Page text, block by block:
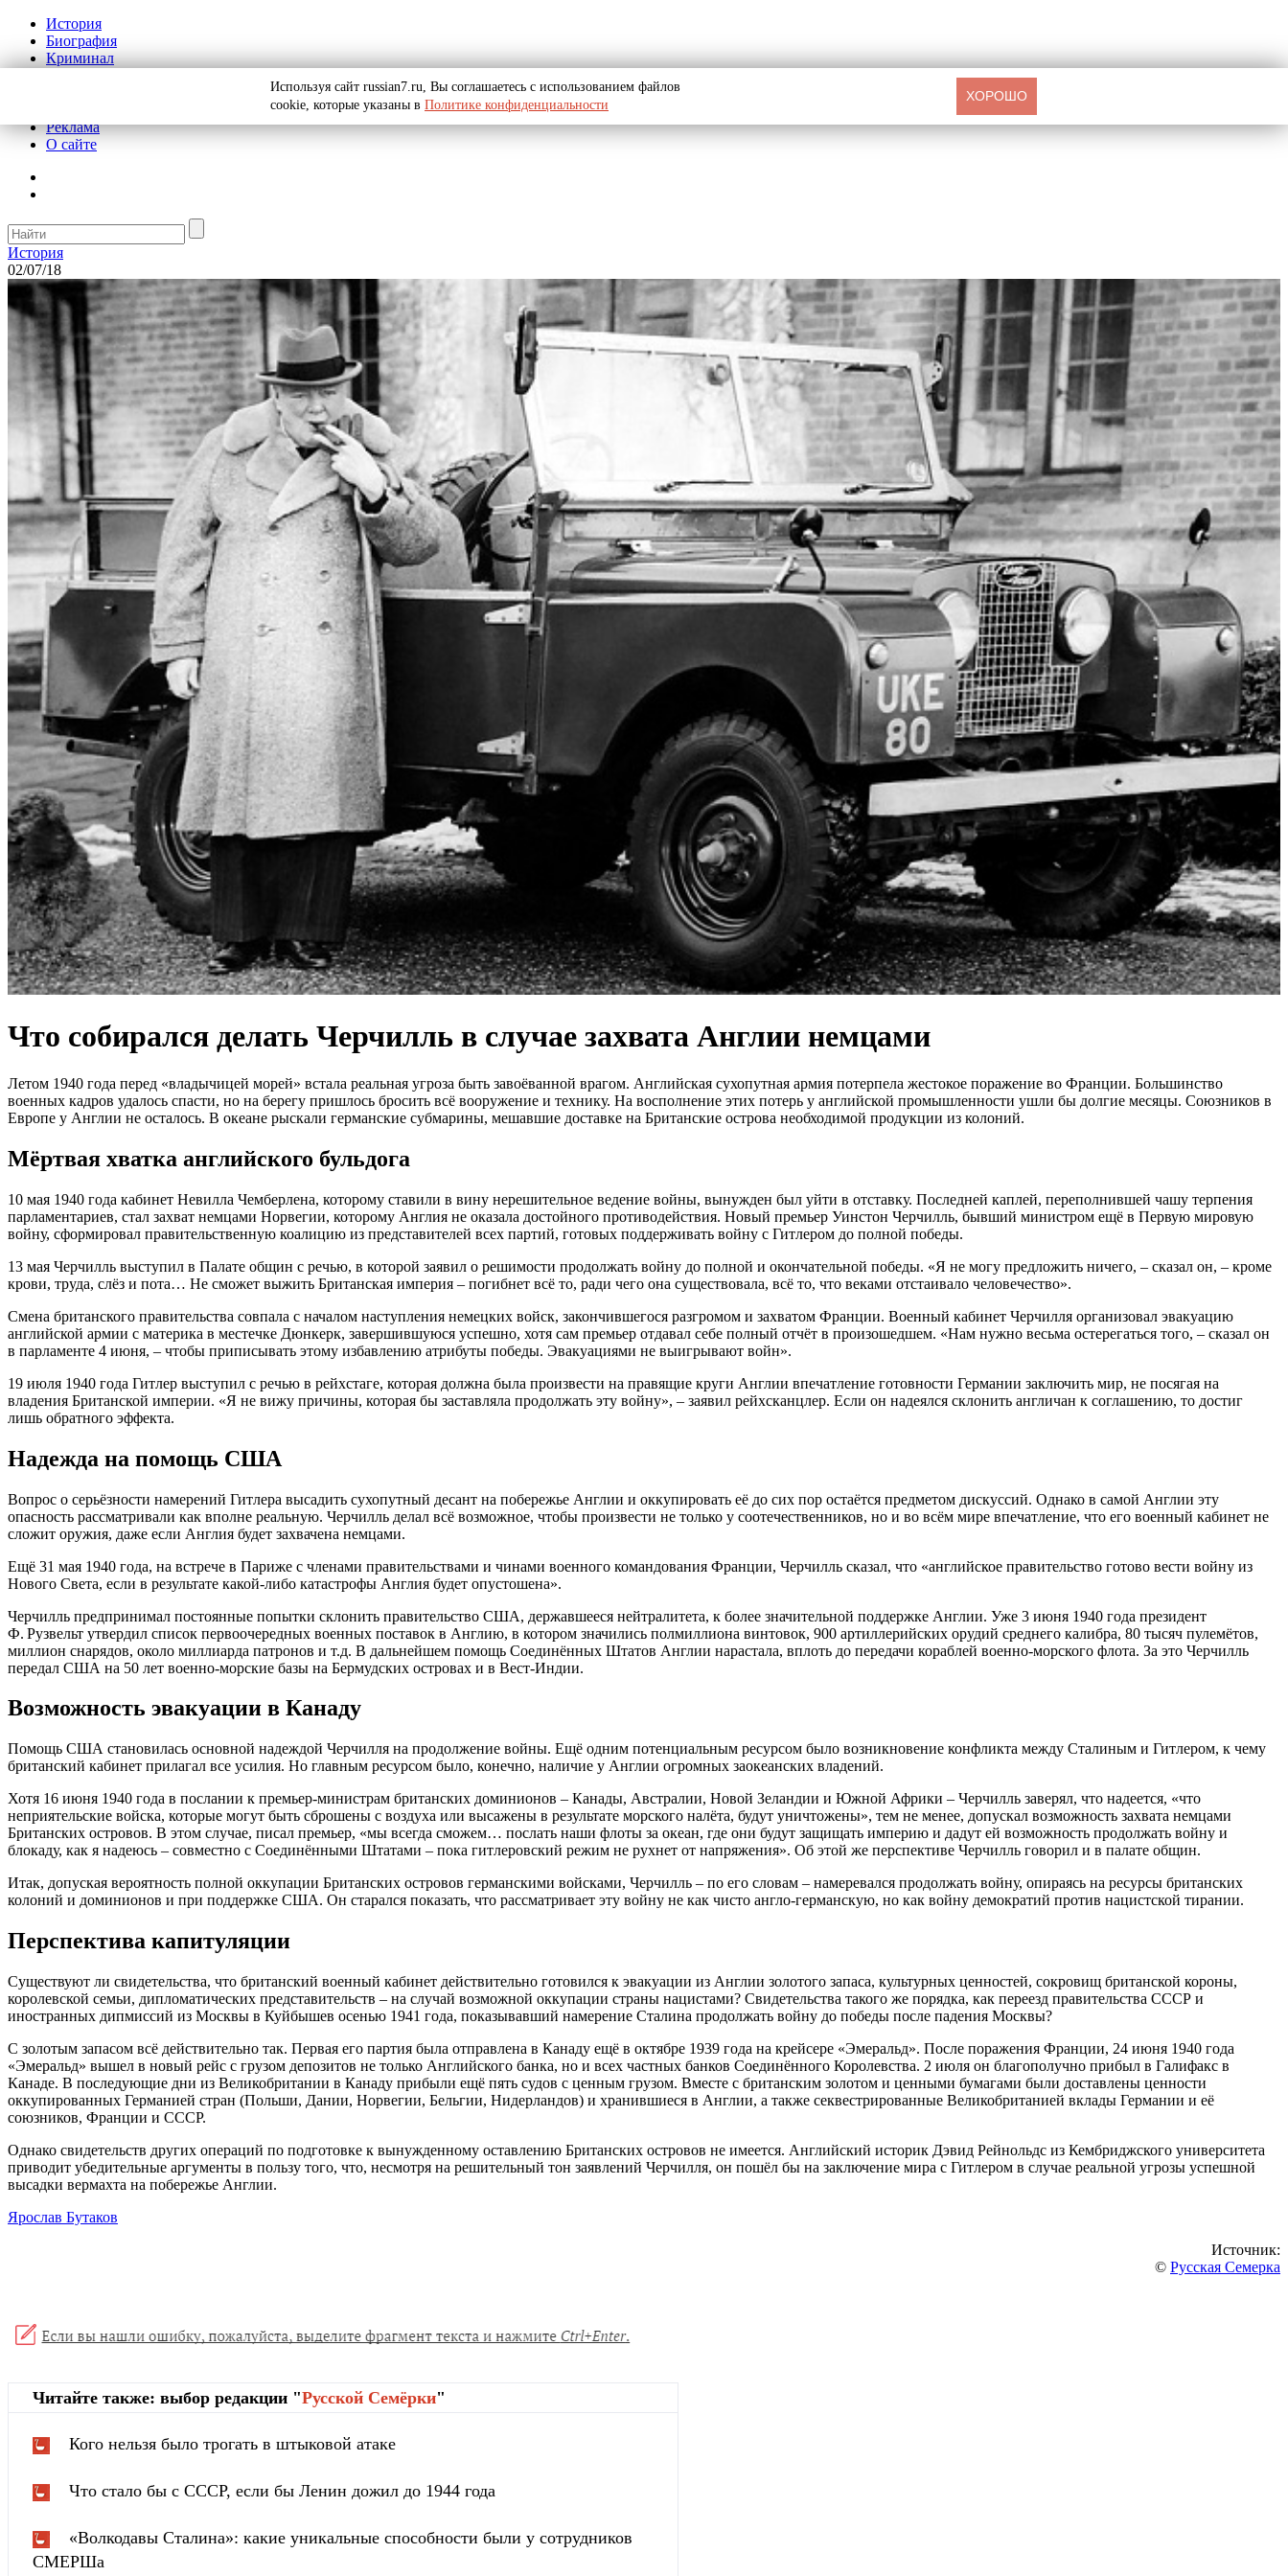
История
Биография
Криминал
Реклама
О сайте
История
02/07/18
Что собирался делать Черчилль в случае захвата Англии немцами
Летом 1940 года перед «владычицей морей» встала реальная угроза быть завоёванной врагом. Английская сухопутная армия потерпела жестокое поражение во Франции. Большинство
военных кадров удалось спасти, но на берегу пришлось бросить всё вооружение и технику. На восполнение этих потерь у английской промышленности ушли бы долгие месяцы. Союзников в
Европе у Англии не осталось. В океане рыскали германские субмарины, мешавшие доставке на Британские острова необходимой продукции из колоний.
Мёртвая хватка английского бульдога
10 мая 1940 года кабинет Невилла Чемберлена, которому ставили в вину нерешительное ведение войны, вынужден был уйти в отставку. Последней каплей, переполнившей чашу терпения
парламентариев, стал захват немцами Норвегии, которому Англия не оказала достойного противодействия. Новый премьер Уинстон Черчилль, бывший министром ещё в Первую мировую
войну, сформировал правительственную коалицию из представителей всех партий, готовых поддерживать войну с Гитлером до полной победы.
13 мая Черчилль выступил в Палате общин с речью, в которой заявил о решимости продолжать войну до полной и окончательной победы. «Я не могу предложить ничего, – сказал он, – кроме
крови, труда, слёз и пота… Не сможет выжить Британская империя – погибнет всё то, ради чего она существовала, всё то, что веками отстаивало человечество».
Смена британского правительства совпала с началом наступления немецких войск, закончившегося разгромом и захватом Франции. Военный кабинет Черчилля организовал эвакуацию
английской армии с материка в местечке Дюнкерк, завершившуюся успешно, хотя сам премьер отдавал себе полный отчёт в произошедшем. «Нам нужно весьма остерегаться того, – сказал он
в парламенте 4 июня, – чтобы приписывать этому избавлению атрибуты победы. Эвакуациями не выигрывают войн».
19 июля 1940 года Гитлер выступил с речью в рейхстаге, которая должна была произвести на правящие круги Англии впечатление готовности Германии заключить мир, не посягая на
владения Британской империи. «Я не вижу причины, которая бы заставляла продолжать эту войну», – заявил рейхсканцлер. Если он надеялся склонить англичан к соглашению, то достиг
лишь обратного эффекта.
Надежда на помощь США
Вопрос о серьёзности намерений Гитлера высадить сухопутный десант на побережье Англии и оккупировать её до сих пор остаётся предметом дискуссий. Однако в самой Англии эту
опасность рассматривали как вполне реальную. Черчилль делал всё возможное, чтобы произвести не только у соотечественников, но и во всём мире впечатление, что его военный кабинет не
сложит оружия, даже если Англия будет захвачена немцами.
Ещё 31 мая 1940 года, на встрече в Париже с членами правительствами и чинами военного командования Франции, Черчилль сказал, что «английское правительство готово вести войну из
Нового Света, если в результате какой-либо катастрофы Англия будет опустошена».
Черчилль предпринимал постоянные попытки склонить правительство США, державшееся нейтралитета, к более значительной поддержке Англии. Уже 3 июня 1940 года президент
Ф. Рузвельт утвердил список первоочередных военных поставок в Англию, в котором значились полмиллиона винтовок, 900 артиллерийских орудий среднего калибра, 80 тысяч пулемётов,
миллион снарядов, около миллиарда патронов и т.д. В дальнейшем помощь Соединённых Штатов Англии нарастала, вплоть до передачи кораблей военно-морского флота. За это Черчилль
передал США на 50 лет военно-морские базы на Бермудских островах и в Вест-Индии.
Возможность эвакуации в Канаду
Помощь США становилась основной надеждой Черчилля на продолжение войны. Ещё одним потенциальным ресурсом было возникновение конфликта между Сталиным и Гитлером, к чему
британский кабинет прилагал все усилия. Но главным ресурсом было, конечно, наличие у Англии огромных заокеанских владений.
Хотя 16 июня 1940 года в послании к премьер-министрам британских доминионов – Канады, Австралии, Новой Зеландии и Южной Африки – Черчилль заверял, что надеется, «что
неприятельские войска, которые могут быть сброшены с воздуха или высажены в результате морского налёта, будут уничтожены», тем не менее, допускал возможность захвата немцами
Британских островов. В этом случае, писал премьер, «мы всегда сможем… послать наши флоты за океан, где они будут защищать империю и дадут ей возможность продолжать войну и
блокаду, как я надеюсь – совместно с Соединёнными Штатами – пока гитлеровский режим не рухнет от напряжения». Об этой же перспективе Черчилль говорил и в палате общин.
Итак, допуская вероятность полной оккупации Британских островов германскими войсками, Черчилль – по его словам – намеревался продолжать войну, опираясь на ресурсы британских
колоний и доминионов и при поддержке США. Он старался показать, что рассматривает эту войну не как чисто англо-германскую, но как войну демократий против нацистской тирании.
Перспектива капитуляции
Существуют ли свидетельства, что британский военный кабинет действительно готовился к эвакуации из Англии золотого запаса, культурных ценностей, сокровищ британской короны,
королевской семьи, дипломатических представительств – на случай возможной оккупации страны нацистами? Свидетельства такого же порядка, как переезд правительства СССР и
иностранных дипмиссий из Москвы в Куйбышев осенью 1941 года, показывавший намерение Сталина продолжать войну до победы после падения Москвы?
С золотым запасом всё действительно так. Первая его партия была отправлена в Канаду ещё в октябре 1939 года на крейсере «Эмеральд». После поражения Франции, 24 июня 1940 года
«Эмеральд» вышел в новый рейс с грузом депозитов не только Английского банка, но и всех частных банков Соединённого Королевства. 2 июля он благополучно прибыл в Галифакс в
Канаде. В последующие дни из Великобритании в Канаду прибыли ещё пять судов с ценным грузом. Вместе с британским золотом и ценными бумагами были доставлены ценности
оккупированных Германией стран (Польши, Дании, Норвегии, Бельгии, Нидерландов) и хранившиеся в Англии, а также секвестрированные Великобританией вклады Германии и её
союзников, Франции и СССР.
Однако свидетельств других операций по подготовке к вынужденному оставлению Британских островов не имеется. Английский историк Дэвид Рейнольдс из Кембриджского университета
приводит убедительные аргументы в пользу того, что, несмотря на решительный тон заявлений Черчилля, он пошёл бы на заключение мира с Гитлером в случае реальной угрозы успешной
высадки вермахта на побережье Англии.
Ярослав Бутаков
Источник:
© Русская Семерка
Читайте также: выбор редакции "Русской Cемёрки"
Кого нельзя было трогать в штыковой атаке
Что стало бы с СССР, если бы Ленин дожил до 1944 года
«Волкодавы Сталина»: какие уникальные способности были у сотрудников
СМЕРШа
Используя сайт russian7.ru, Вы соглашаетесь с использованием файлов
cookie, которые указаны в Политике конфиденциальности
ХОРОШО